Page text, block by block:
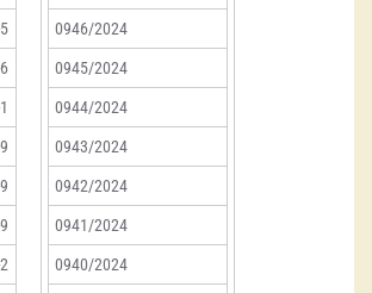
0946/2024
0945/2024
0944/2024
0943/2024
0942/2024
0941/2024
0940/2024